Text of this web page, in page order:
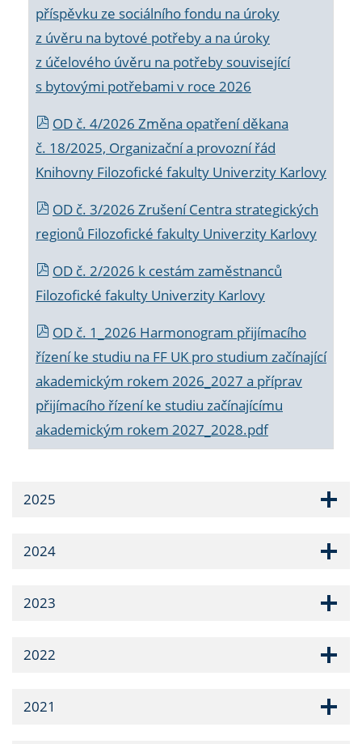
příspěvku ze sociálního fondu na úroky
z úvěru na bytové potřeby a na úroky
z účelového úvěru na potřeby související
s bytovými potřebami v roce 2026
OD č. 4/2026 Změna opatření děkana
č. 18/2025, Organizační a provozní řád
Knihovny Filozofické fakulty Univerzity Karlovy
OD č. 3/2026 Zrušení Centra strategických
regionů Filozofické fakulty Univerzity Karlovy
OD č. 2/2026 k cestám zaměstnanců
Filozofické fakulty Univerzity Karlovy
OD č. 1_2026 Harmonogram přijímacího
řízení ke studiu na FF UK pro studium začínající
akademickým rokem 2026_2027 a příprav
přijímacího řízení ke studiu začínajícímu
akademickým rokem 2027_2028.pdf
2025
2024
2023
2022
2021